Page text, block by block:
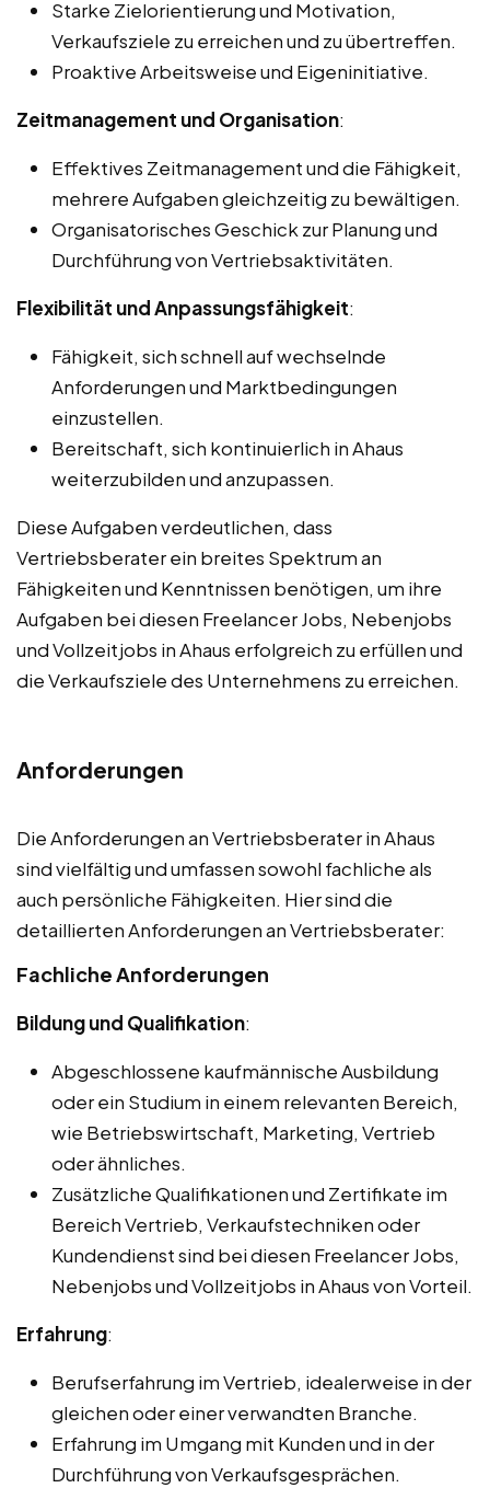
Starke Zielorientierung und Motivation,
Verkaufsziele zu erreichen und zu übertreffen.
Proaktive Arbeitsweise und Eigeninitiative.
Zeitmanagement und Organisation:
Effektives Zeitmanagement und die Fähigkeit,
mehrere Aufgaben gleichzeitig zu bewältigen.
Organisatorisches Geschick zur Planung und
Durchführung von Vertriebsaktivitäten.
Flexibilität und Anpassungsfähigkeit:
Fähigkeit, sich schnell auf wechselnde
Anforderungen und Marktbedingungen
einzustellen.
Bereitschaft, sich kontinuierlich in Ahaus
weiterzubilden und anzupassen.
Diese Aufgaben verdeutlichen, dass
Vertriebsberater ein breites Spektrum an
Fähigkeiten und Kenntnissen benötigen, um ihre
Aufgaben bei diesen Freelancer Jobs, Nebenjobs
und Vollzeitjobs in Ahaus erfolgreich zu erfüllen und
die Verkaufsziele des Unternehmens zu erreichen.
Anforderungen
Die Anforderungen an Vertriebsberater in Ahaus
sind vielfältig und umfassen sowohl fachliche als
auch persönliche Fähigkeiten. Hier sind die
detaillierten Anforderungen an Vertriebsberater:
Fachliche Anforderungen
Bildung und Qualifikation:
Abgeschlossene kaufmännische Ausbildung
oder ein Studium in einem relevanten Bereich,
wie Betriebswirtschaft, Marketing, Vertrieb
oder ähnliches.
Zusätzliche Qualifikationen und Zertifikate im
Bereich Vertrieb, Verkaufstechniken oder
Kundendienst sind bei diesen Freelancer Jobs,
Nebenjobs und Vollzeitjobs in Ahaus von Vorteil.
Erfahrung:
Berufserfahrung im Vertrieb, idealerweise in der
gleichen oder einer verwandten Branche.
Erfahrung im Umgang mit Kunden und in der
Durchführung von Verkaufsgesprächen.